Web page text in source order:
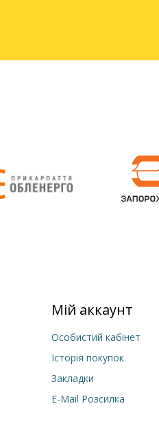
Мій аккаунт
Особистий кабінет
Історія покупок
Закладки
E-Mail Розсилка